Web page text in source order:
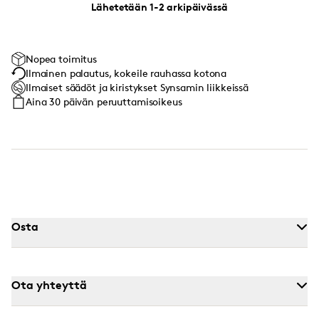
Lähetetään 1-2 arkipäivässä
Nopea toimitus
Ilmainen palautus, kokeile rauhassa kotona
Ilmaiset säädöt ja kiristykset Synsamin liikkeissä
Aina 30 päivän peruuttamisoikeus
Osta
Ota yhteyttä